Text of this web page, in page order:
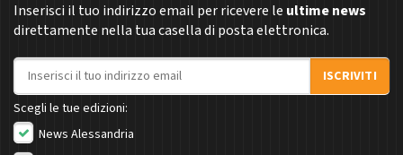
Inserisci il tuo indirizzo email per ricevere le ultime news
direttamente nella tua casella di posta elettronica.
Indirizzo email
ISCRIVITI
Scegli le tue edizioni:
News Alessandria